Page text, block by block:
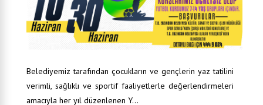
Belediyemiz tarafından çocukların ve gençlerin yaz tatilini
verimli, sağlıklı ve sportif faaliyetlerle değerlendirmeleri
amacıyla her yıl düzenlenen Y...